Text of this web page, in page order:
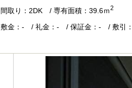
間取り：2DK / 専有面積：39.6ｍ2
敷金：- / 礼金：- / 保証金：- / 敷引